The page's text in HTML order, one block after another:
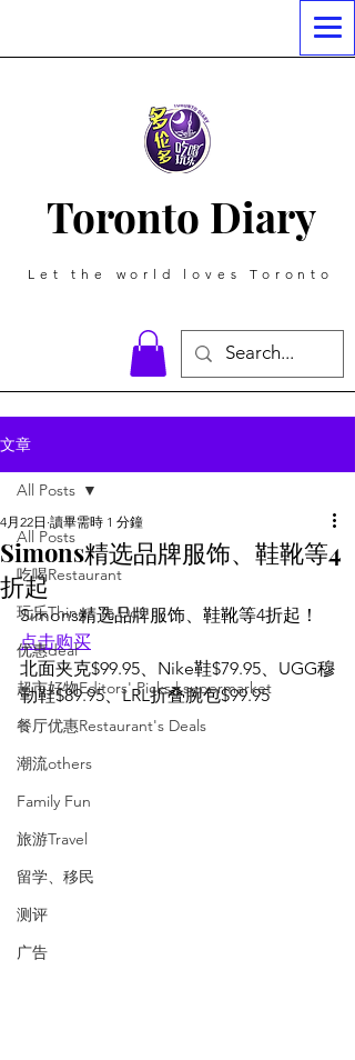
Toronto Diary
Let the world loves Toronto
文章
All Posts
吃喝Restaurant
玩乐Things To Do
优惠deal
超市好物Editors' Picks | supermarket
餐厅优惠Restaurant's Deals
潮流others
Family Fun
旅游Travel
留学、移民
测评
广告
All Posts
Simons精选品牌服饰、鞋靴等4
折起
4月22日 讀畢需時 1 分鐘
Simons精选品牌服饰、鞋靴等4折起！
点击购买
北面夹克$99.95、Nike鞋$79.95、UGG穆
勒鞋$89.95、LRL折叠腕包$99.95